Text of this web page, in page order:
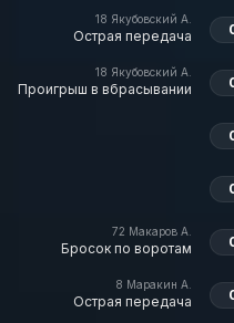
18 Якубовский А.
Острая передача
18 Якубовский А.
Проигрыш в вбрасывании
72 Макаров А.
Бросок по воротам
8 Маракин А.
Острая передача